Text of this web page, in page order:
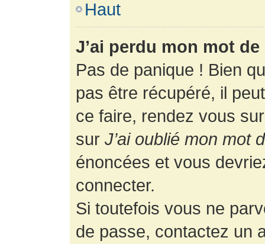
Haut
J’ai perdu mon mot
Pas de panique ! Bien
pas être récupéré, il
ce faire, rendez vous
sur J’ai oublié mon mot
énoncées et vous
connecter.
Si toutefois vous ne
de passe, contactez un